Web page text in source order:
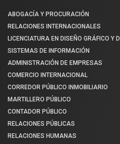
ABOGACÍA Y PROCURACIÓN
RELACIONES INTERNACIONALES
LICENCIATURA EN DISEÑO GRÁFICO Y
SISTEMAS DE INFORMACIÓN
ADMINISTRACIÓN DE EMPRESAS
COMERCIO INTERNACIONAL
CORREDOR PÚBLICO INMOBILIARIO
MARTILLERO PÚBLICO
CONTADOR PÚBLICO
RELACIONES PÚBLICAS
RELACIONES HUMANAS